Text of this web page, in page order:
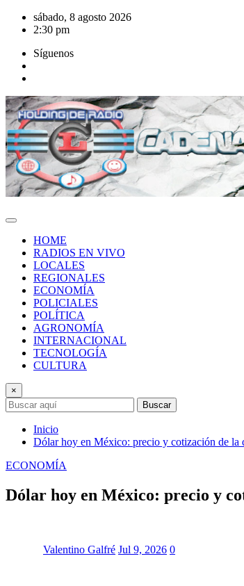
Saltar
sábado, 8 agosto 2026
2:30 pm
Síguenos
HOME
RADIOS EN VIVO
LOCALES
REGIONALES
ECONOMÍA
POLICIALES
POLÍTICA
AGRONOMÍA
INTERNACIONAL
TECNOLOGÍA
CULTURA
×
Buscar
Inicio
Dólar hoy en México: precio y cotización de la
ECONOMÍA
Dólar hoy en México: precio y
Valentino Galfré Jul 9, 2026 0